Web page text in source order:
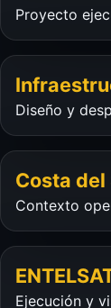
Proyecto
Diseño y
Costa del
Contexto
Ejecución y